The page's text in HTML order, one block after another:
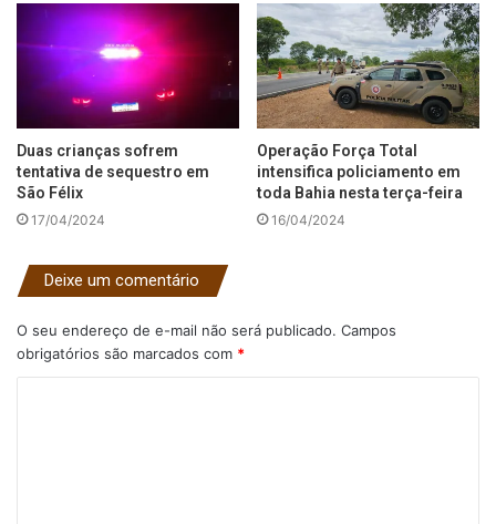
Duas crianças sofrem
tentativa de sequestro em
São Félix
17/04/2024
Operação Força Total
intensifica policiamento em
toda Bahia nesta terça-feira
16/04/2024
Deixe um comentário
O seu endereço de e-mail não será publicado. Campos
obrigatórios são marcados com *